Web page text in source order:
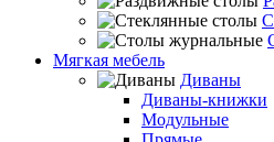
Мягкая мебель
Диваны
Диваны-книжки
Модульные